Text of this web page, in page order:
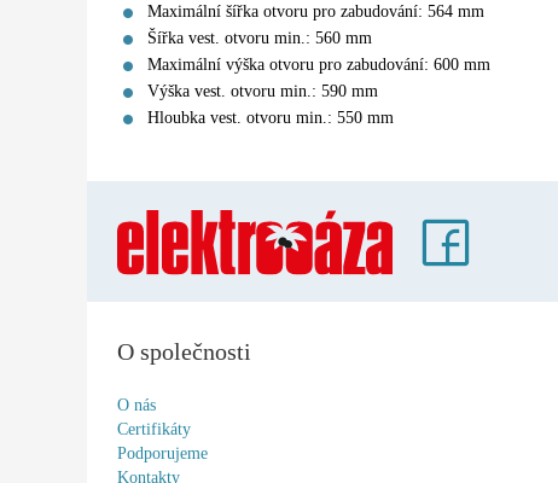
Maximální šířka otvoru pro zabudování: 564 mm
Šířka vest. otvoru min.: 560 mm
Maximální výška otvoru pro zabudování: 600 mm
Výška vest. otvoru min.: 590 mm
Hloubka vest. otvoru min.: 550 mm
O společnosti
O nás
Certifikáty
Podporujeme
Kontakty